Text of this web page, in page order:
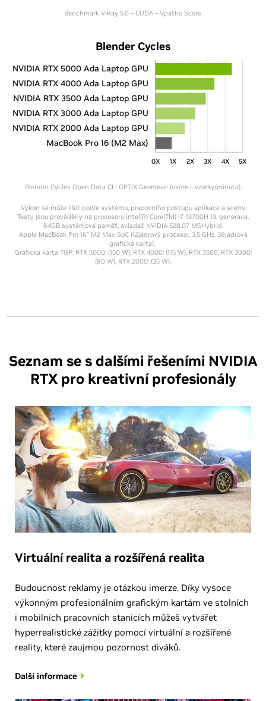
Benchmark V-Ray 5.0 – CUDA – Vpaths Score.
Blender Cycles
0X 1X 2X 3X 4X 5X
NVIDIA RTX 5000 Ada Laptop GPU
NVIDIA RTX 4000 Ada Laptop GPU
NVIDIA RTX 3500 Ada Laptop GPU
NVIDIA RTX 3000 Ada Laptop GPU
NVIDIA RTX 2000 Ada Laptop GPU
MacBook Pro 16 (M2 Max)
Blender Cycles Open Data CLI OPTIX Geomean (skóre – vzorky/minuta).
Výkon se může lišit podle systému, pracovního postupu aplikace a scény.
Testy jsou prováděny na procesoru Intel(R) Core(TM) i7-13700H 13. generace.
64GB systémová paměť, ovladač NVIDIA 528.07 MSHybrid.
Apple MacBook Pro 16" M2 Max SoC (12jádrový procesor, 3,5 GHz, 38jádrová
grafická karta).
Grafická karta TGP: RTX 5000: (150 W), RTX 4000: (115 W), RTX 3500, RTX 3000:
(80 W), RTX 2000: (35 W).
Seznam se s dalšími řešeními NVIDIA
RTX pro kreativní profesionály
Virtuální realita a rozšířená realita
Budoucnost reklamy je otázkou imerze. Díky vysoce
výkonným profesionálním grafickým kartám ve stolních
i mobilních pracovních stanicích můžeš vytvářet
hyperrealistické zážitky pomocí virtuální a rozšířené
reality, které zaujmou pozornost diváků.
Další informace